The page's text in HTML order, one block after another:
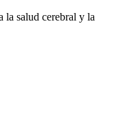
la salud cerebral y la